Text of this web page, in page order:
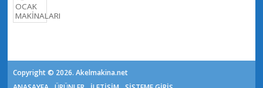
Copyright © 2026. Akelmakina.net